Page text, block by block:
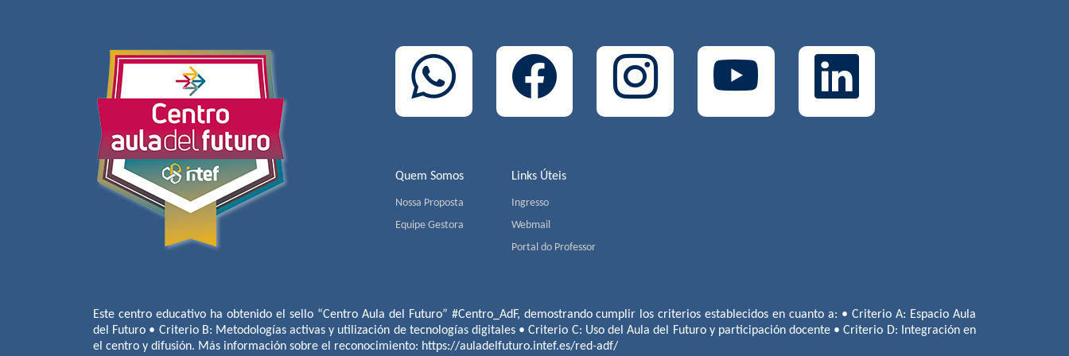
Quem Somos
Nossa Proposta
Equipe Gestora
Links Úteis
Ingresso
Webmail
Portal do Professor
Este centro educativo ha obtenido el sello “Centro Aula del Futuro” #Centro_AdF, demostrando cumplir los criterios establecidos en cuanto a: • Criterio A: Espacio Aula
del Futuro • Criterio B: Metodologías activas y utilización de tecnologías digitales • Criterio C: Uso del Aula del Futuro y participación docente • Criterio D: Integración en
el centro y difusión. Más información sobre el reconocimiento: https://auladelfuturo.intef.es/red-adf/